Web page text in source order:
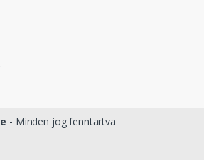
- Minden jog fenntartva